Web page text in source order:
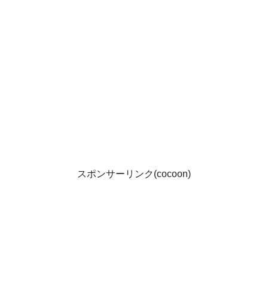
スポンサーリンク(cocoon)